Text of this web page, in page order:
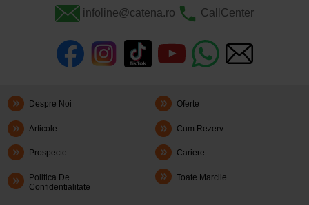
infoline@catena.ro CallCenter
Despre Noi Oferte
Articole Cum Rezerv
Prospecte Cariere
Politica De
Confidentialitate
Toate Marcile